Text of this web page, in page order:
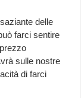
delle
farci sentire
sulle nostre
di farci